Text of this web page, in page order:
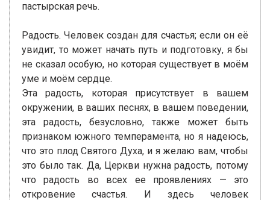
пастырская речь.
Радость. Человек создан для счастья; если он её
увидит, то может начать путь и подготовку, я бы
не сказал особую, но которая существует в моём
уме и моём сердце.
Эта радость, которая присутствует в вашем
окружении, в ваших песнях, в вашем поведении,
эта радость, безусловно, также может быть
признаком южного темперамента, но я надеюсь,
что это плод Святого Духа, и я желаю вам, чтобы
это было так. Да, Церкви нужна радость, потому
что радость во всех ее проявлениях — это
откровение счастья. И здесь человек